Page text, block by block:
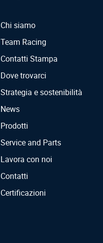
Chi siamo
Team Racing
Contatti Stampa
Dove trovarci
Strategia e sostenibilità
News
Prodotti
Service and Parts
Lavora con noi
Contatti
Certificazioni